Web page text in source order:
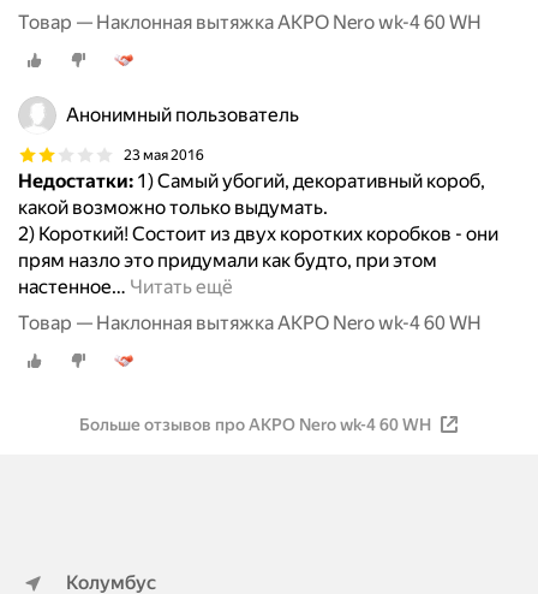
Товар — Наклонная вытяжка AKPO Nero wk-4 60 WH
Анонимный пользователь
23 мая 2016
Недостатки: 1) Самый убогий, декоративный короб,
какой возможно только выдумать.
2) Короткий! Состоит из двух коротких коробков - они
прям назло это придумали как будто, при этом
настенное… Читать ещё
Товар — Наклонная вытяжка AKPO Nero wk-4 60 WH
Больше отзывов про AKPO Nero wk-4 60 WH
Колумбус